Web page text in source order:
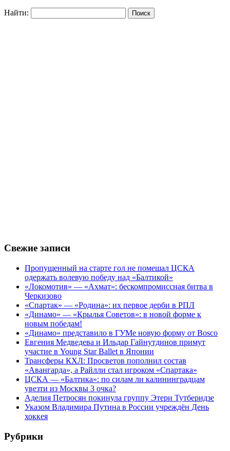
Найти:
Свежие записи
Пропущенный на старте гол не помешал ЦСКА
одержать волевую победу над «Балтикой»
«Локомотив» — «Ахмат»: бескомпромиссная битва в
Черкизово
«Спартак» — «Родина»: их первое дерби в РПЛ
«Динамо» — «Крылья Советов»: в новой форме к
новым победам!
«Динамо» представило в ГУМе новую форму от Bosco
Евгения Медведева и Ильдар Гайнутдинов примут
участие в Young Star Ballet в Японии
Трансферы КХЛ: Просветов пополнил состав
«Авангарда», а Райлли стал игроком «Спартака»
ЦСКА — «Балтика»: по силам ли калининградцам
увезти из Москвы 3 очка?
Аделия Петросян покинула группу Этери Тутберидзе
Указом Владимира Путина в России учреждён День
хоккея
Рубрики